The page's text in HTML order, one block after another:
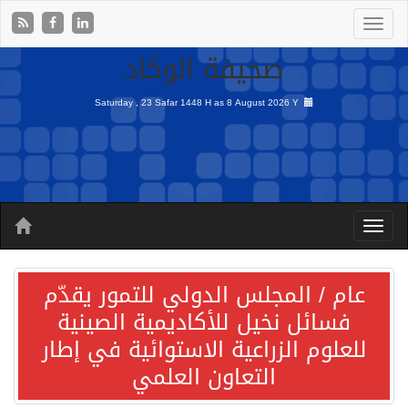
صحيفة الوكاد
Saturday , 23 Safar 1448 H as8 August 2026 Y
عام / المجلس الدولي للتمور يقدّم
فسائل نخيل للأكاديمية الصينية
للعلوم الزراعية الاستوائية في إطار
التعاون العلمي